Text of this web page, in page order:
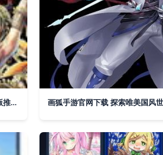
深度解析 为什么不应考虑魔物狩猎者的破解版推广信息